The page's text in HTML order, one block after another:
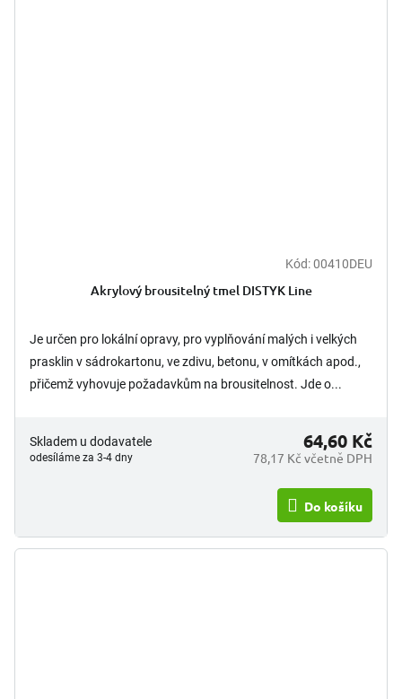
Kód:00410DEU
Akrylový brousitelný tmel DISTYK Line
Je určen pro lokální opravy, pro vyplňování malých i velkých
prasklin v sádrokartonu, ve zdivu, betonu, v omítkách apod.,
přičemž vyhovuje požadavkům na brousitelnost. Jde o...
Skladem u dodavatele
odesíláme za 3-4 dny 78,17 Kč včetně DPH
64,60 Kč
Do košíku